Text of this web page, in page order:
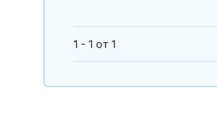
1 - 1 от 1